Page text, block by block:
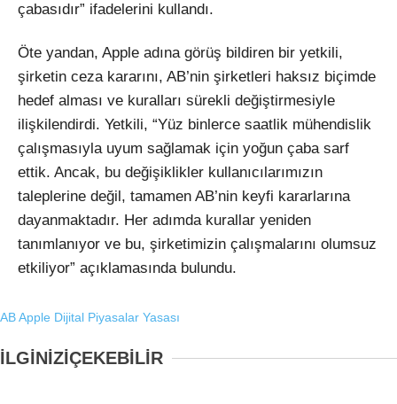
çabasıdır” ifadelerini kullandı.
Öte yandan, Apple adına görüş bildiren bir yetkili,
şirketin ceza kararını, AB’nin şirketleri haksız biçimde
hedef alması ve kuralları sürekli değiştirmesiyle
ilişkilendirdi. Yetkili, “Yüz binlerce saatlik mühendislik
çalışmasıyla uyum sağlamak için yoğun çaba sarf
ettik. Ancak, bu değişiklikler kullanıcılarımızın
taleplerine değil, tamamen AB’nin keyfi kararlarına
dayanmaktadır. Her adımda kurallar yeniden
tanımlanıyor ve bu, şirketimizin çalışmalarını olumsuz
etkiliyor” açıklamasında bulundu.
ABApple Dijital Piyasalar Yasası
İLGİNİZİÇEKEBİLİR